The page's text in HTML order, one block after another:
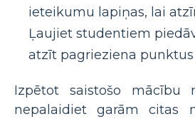
ieteikumu lapiņas, lai
Ļaujiet studentiem
atzīt pagrieziena
Izpētot saistošo mācību
nepalaidiet garām citas